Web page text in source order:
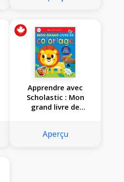
Apprendre avec
Scholastic : Mon
grand livre de
Aperçu